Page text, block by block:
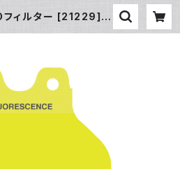
フィルター [21229] |